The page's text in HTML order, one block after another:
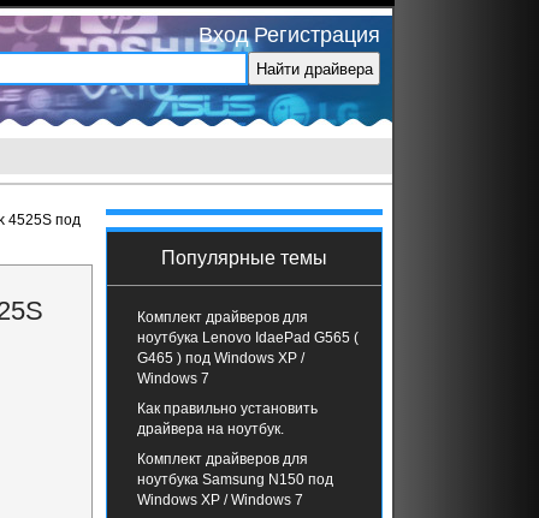
Вход Регистрация
4525S под
Популярные темы
Комплект драйверов для
ноутбука Lenovo IdaePad G565 (
G465 ) под Windows XP /
Windows 7
Как правильно установить
драйвера на ноутбук.
Комплект драйверов для
ноутбука Samsung N150 под
Windows XP / Windows 7